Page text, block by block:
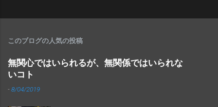
このブログの人気の投稿
無関心ではいられるが、無関係ではいられな
いコト
-8/04/2019